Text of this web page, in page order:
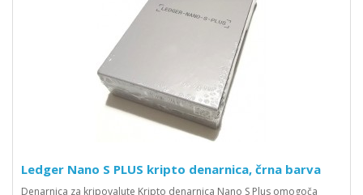
Ledger Nano S PLUS kripto denarnica, črna barva
Denarnica za kripovalute Kripto denarnica Nano S Plus omogoča